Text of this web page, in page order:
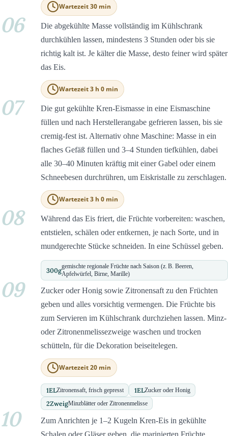
Wartezeit 30 min
06
Die abgekühlte Masse vollständig im Kühlschrank
durchkühlen lassen, mindestens 3 Stunden oder bis sie
richtig kalt ist. Je kälter die Masse, desto feiner wird später
das Eis.
Wartezeit 3 h 0 min
07
Die gut gekühlte Kren-Eismasse in eine Eismaschine
füllen und nach Herstellerangabe gefrieren lassen, bis sie
cremig-fest ist. Alternativ ohne Maschine: Masse in ein
flaches Gefäß füllen und 3–4 Stunden tiefkühlen, dabei
alle 30–40 Minuten kräftig mit einer Gabel oder einem
Schneebesen durchrühren, um Eiskristalle zu zerschlagen.
Wartezeit 3 h 0 min
08
Während das Eis friert, die Früchte vorbereiten: waschen,
entstielen, schälen oder entkernen, je nach Sorte, und in
mundgerechte Stücke schneiden. In eine Schüssel geben.
300ggemischte regionale Früchte nach Saison (z. B. Beeren,
Apfelwürfel, Birne, Marille)
09
Zucker oder Honig sowie Zitronensaft zu den Früchten
geben und alles vorsichtig vermengen. Die Früchte bis
zum Servieren im Kühlschrank durchziehen lassen. Minz-
oder Zitronenmelissezweige waschen und trocken
schütteln, für die Dekoration beiseitelegen.
Wartezeit 20 min
1ELZitronensaft, frisch gepresst 1ELZucker oder Honig
2ZweigMinzblätter oder Zitronenmelisse
10
Zum Anrichten je 1–2 Kugeln Kren-Eis in gekühlte
Schalen oder Gläser geben, die marinierten Früchte